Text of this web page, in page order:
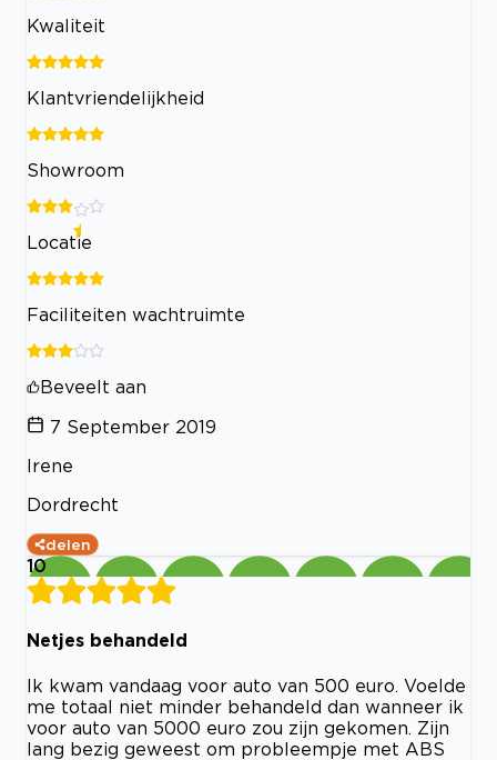
Kwaliteit
Klantvriendelijkheid
Showroom
Locatie
Faciliteiten wachtruimte
Beveelt aan
7 September 2019
Irene
Dordrecht
delen
10
Netjes behandeld
Ik kwam vandaag voor auto van 500 euro. Voelde
me totaal niet minder behandeld dan wanneer ik
voor auto van 5000 euro zou zijn gekomen. Zijn
lang bezig geweest om probleempje met ABS